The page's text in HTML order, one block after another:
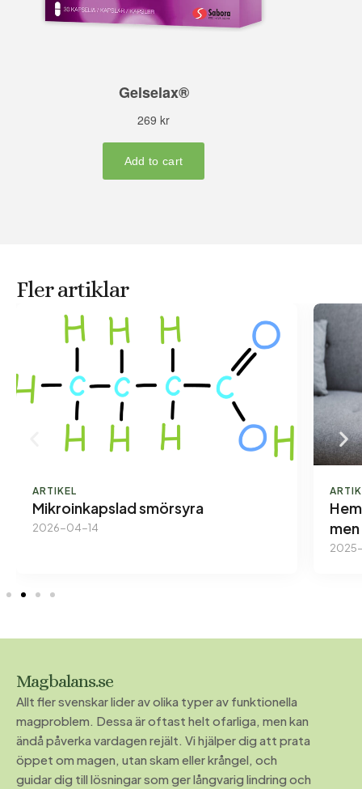
Fler artiklar
ARTIKEL
Mikroinkapslad smörsyra
2026-04-14
Magbalans.se
Allt fler svenskar lider av olika typer av funktionella
magproblem. Dessa är oftast helt ofarliga, men kan
ändå påverka vardagen rejält. Vi hjälper dig att prata
öppet om magen, utan skam eller krångel, och
guidar dig till lösningar som ger långvarig lindring och